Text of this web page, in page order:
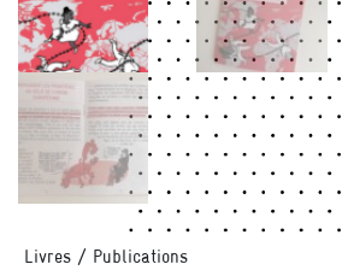
Livres / Publications